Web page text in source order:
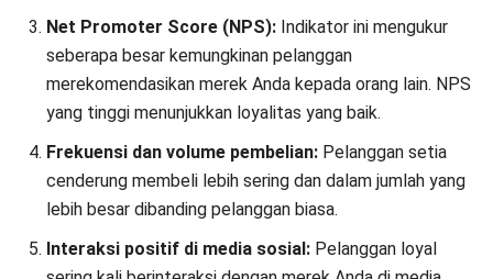
Loyalitas merek tidak dapat berhenti sewaktu-waktu, butuh
waktu lama bagi Anda dan pebisnis lainnya untuk
membangun kepercayaan pelanggan terhadap brand yang